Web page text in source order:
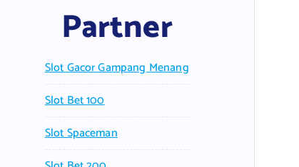
Partner
Slot Gacor Gampang Menang
Slot Bet 100
Slot Spaceman